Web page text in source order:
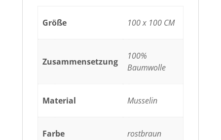
Größe 100 x 100 CM
Zusammensetzung
100%
Baumwolle
Material Musselin
Farbe rostbraun